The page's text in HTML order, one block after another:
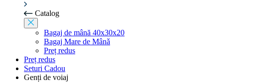
Catalog
Bagaj de mână 40x30x20
Bagaj Mare de Mânǎ
Preț redus
Preț redus
Seturi Cadou
Genți de voiaj